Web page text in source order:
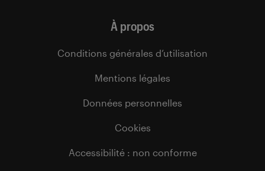
À propos
Conditions générales d’utilisation
Mentions légales
Données personnelles
Cookies
Accessibilité : non conforme